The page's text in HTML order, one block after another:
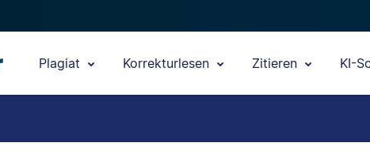
Plagiat Korrekturlesen Zitieren KI-